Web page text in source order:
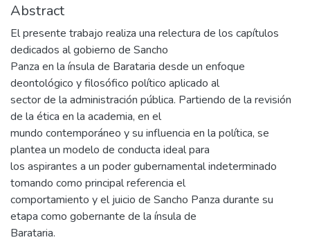
Abstract
El presente trabajo realiza una relectura de los capítulos
dedicados al gobierno de Sancho
Panza en la ínsula de Barataria desde un enfoque
deontológico y filosófico político aplicado al
sector de la administración pública. Partiendo de la revisión
de la ética en la academia, en el
mundo contemporáneo y su influencia en la política, se
plantea un modelo de conducta ideal para
los aspirantes a un poder gubernamental indeterminado
tomando como principal referencia el
comportamiento y el juicio de Sancho Panza durante su
etapa como gobernante de la ínsula de
Barataria.